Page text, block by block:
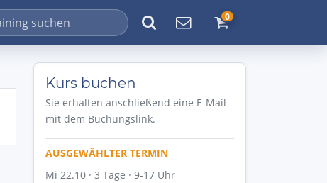
0
Kurs buchen
Sie erhalten anschließend eine E-Mail
mit dem Buchungslink.
AUSGEWÄHLTER TERMIN
Mi 22.10 · 3 Tage · 9-17 Uhr